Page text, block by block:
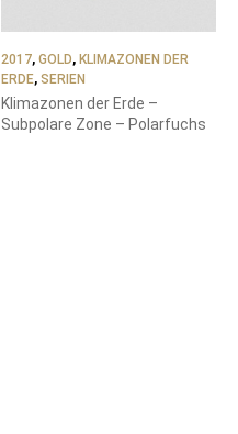
2017,GOLD,KLIMAZONEN DER
ERDE,SERIEN
Klimazonen der Erde –
Subpolare Zone – Polarfuchs